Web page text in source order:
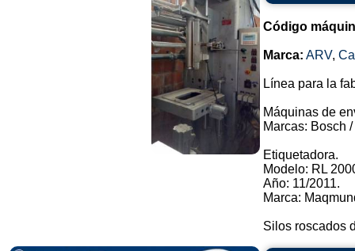
Código
Marca: ARV,
Línea para la
Máquinas de
Marcas: Bosch
Etiquetadora.
Modelo: RL
Año: 11/2011.
Marca:
Silos roscados